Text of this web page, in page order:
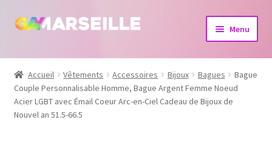
Aller
navigation
Aller
Menu
Boutique
Bijoux
Accueil Vêtements Accessoires Bijoux Bagues
Bague
Couple Personnalisable Homme, Bague Argent Femme Noeud
Acier LGBT avec Émail Coeur Arc-en-Ciel Cadeau de Bijoux de
Nouvel an 51.5-66.5